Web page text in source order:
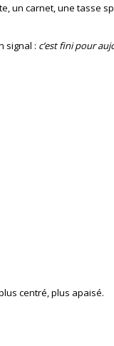
un carnet, une tasse
signal : c’est fini pour
centré, plus apaisé.